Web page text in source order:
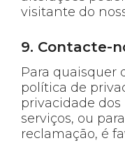
visitante do
9. Contacte-
Para quaisquer
política de
privacidade dos
serviços, ou
reclamação, é